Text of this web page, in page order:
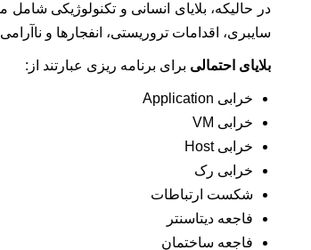
در حالیکه، بلایای انسانی و تکنولوژیکی
سایبری، اقدامات تروریستی، انفجارها و
بلایای احتمالی برای برنامه ریزی عبارتند از:
خرابی Application
خرابی VM
خرابی Host
خرابی رک
شکست ارتباطات
فاجعه دیتاسنتر
فاجعه ساختمان